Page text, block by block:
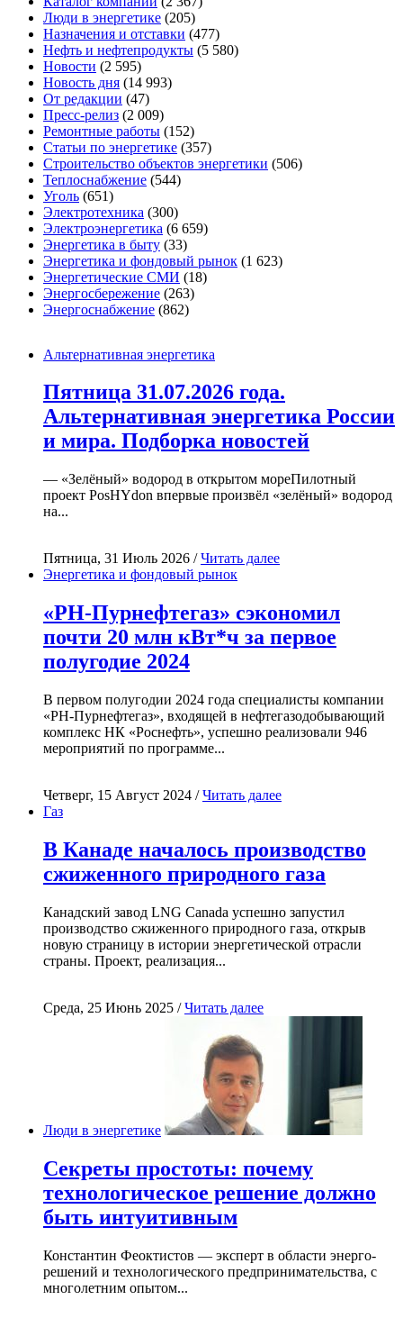
Люди в энергетике (205)
Назначения и отставки (477)
Нефть и нефтепродукты (5 580)
Новости (2 595)
Новость дня (14 993)
От редакции (47)
Пресс-релиз (2 009)
Ремонтные работы (152)
Статьи по энергетике (357)
Строительство объектов энергетики (506)
Теплоснабжение (544)
Уголь (651)
Электротехника (300)
Электроэнергетика (6 659)
Энергетика в быту (33)
Энергетика и фондовый рынок (1 623)
Энергетические СМИ (18)
Энергосбережение (263)
Энергоснабжение (862)
Альтернативная энергетика
Пятница 31.07.2026 года.
Альтернативная энергетика России
и мира. Подборка новостей
— «Зелёный» водород в открытом мореПилотный
проект PosHYdon впервые произвёл «зелёный» водород
на...
Пятница, 31 Июль 2026 /Читать далее
Энергетика и фондовый рынок
«РН-Пурнефтегаз» сэкономил
почти 20 млн кВт*ч за первое
полугодие 2024
В первом полугодии 2024 года специалисты компании
«РН-Пурнефтегаз», входящей в нефтегазодобывающий
комплекс НК «Роснефть», успешно реализовали 946
мероприятий по программе...
Четверг, 15 Август 2024 /Читать далее
Газ
В Канаде началось производство
сжиженного природного газа
Канадский завод LNG Canada успешно запустил
производство сжиженного природного газа, открыв
новую страницу в истории энергетической отрасли
страны. Проект, реализация...
Среда, 25 Июнь 2025 /Читать далее
Люди в энергетике
Секреты простоты: почему
технологическое решение должно
быть интуитивным
Константин Феоктистов — эксперт в области энерго-
решений и технологического предпринимательства, с
многолетним опытом...